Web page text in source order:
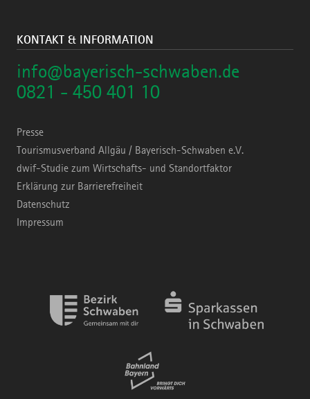
KONTAKT & INFORMATION
info@bayerisch-schwaben.de
0821 - 450 401 10
Presse
Tourismusverband Allgäu / Bayerisch-Schwaben e.V.
dwif-Studie zum Wirtschafts- und Standortfaktor
Erklärung zur Barrierefreiheit
Datenschutz
Impressum